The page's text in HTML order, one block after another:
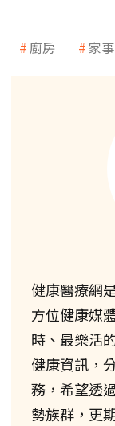
廚房 家事
健康醫療網
方位健康媒
時、最樂活
健康資訊，
務，希望透
勢族群，更